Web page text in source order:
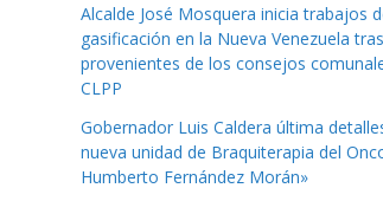
Alcalde José Mosquera inicia trabajos
gasificación en la Nueva Venezuela
provenientes de los consejos
CLPP
Gobernador Luis Caldera última
nueva unidad de Braquiterapia del
Humberto Fernández Morán»